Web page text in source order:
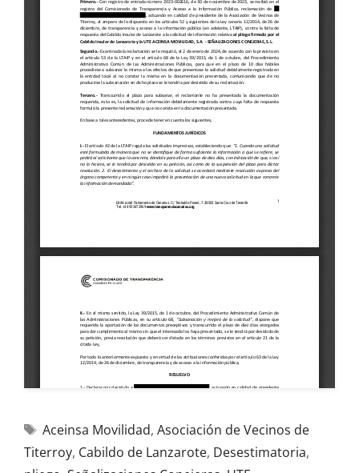
Aceinsa Movilidad, Asociación de Vecinos de
Titerroy, Cabildo de Lanzarote, Desestimatoria,